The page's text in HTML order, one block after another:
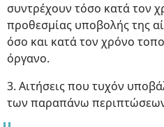
συντρέχουν τόσο κατά τον
προθεσμίας υποβολής της
όσο και κατά τον χρόνο
όργανο.
3. Αιτήσεις που τυχόν
των παραπάνω περιπτώσεων